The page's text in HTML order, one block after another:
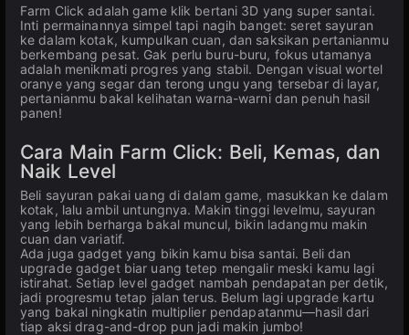
Farm Click adalah game klik bertani 3D yang super santai.
Inti permainannya simpel tapi nagih banget: seret sayuran
ke dalam kotak, kumpulkan cuan, dan saksikan pertanianmu
berkembang pesat. Gak perlu buru-buru, fokus utamanya
adalah menikmati progres yang stabil. Dengan visual wortel
oranye yang segar dan terong ungu yang tersebar di layar,
pertanianmu bakal kelihatan warna-warni dan penuh hasil
panen!
Cara Main Farm Click: Beli, Kemas, dan
Naik Level
Beli sayuran pakai uang di dalam game, masukkan ke dalam
kotak, lalu ambil untungnya. Makin tinggi levelmu, sayuran
yang lebih berharga bakal muncul, bikin ladangmu makin
cuan dan variatif.
Ada juga gadget yang bikin kamu bisa santai. Beli dan
upgrade gadget biar uang tetep mengalir meski kamu lagi
istirahat. Setiap level gadget nambah pendapatan per detik,
jadi progresmu tetap jalan terus. Belum lagi upgrade kartu
yang bakal ningkatin multiplier pendapatanmu—hasil dari
tiap aksi drag-and-drop pun jadi makin jumbo!